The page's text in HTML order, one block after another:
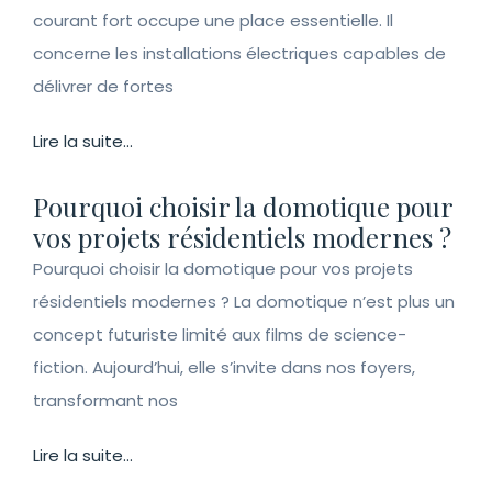
courant fort occupe une place essentielle. Il
concerne les installations électriques capables de
délivrer de fortes
Lire la suite...
Pourquoi choisir la domotique pour
vos projets résidentiels modernes ?
Pourquoi choisir la domotique pour vos projets
résidentiels modernes ? La domotique n’est plus un
concept futuriste limité aux films de science-
fiction. Aujourd’hui, elle s’invite dans nos foyers,
transformant nos
Lire la suite...